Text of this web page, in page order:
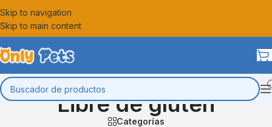
Skip to navigation
Skip to main content
Libre de gluten
Categorías